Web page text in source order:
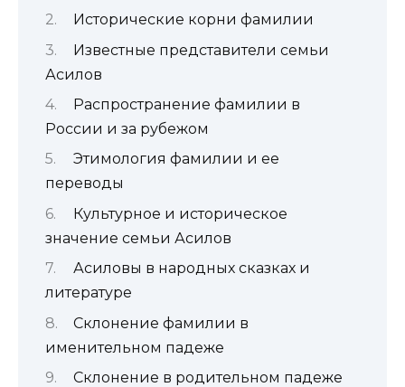
Исторические корни фамилии
Известные представители семьи
Асилов
Распространение фамилии в
России и за рубежом
Этимология фамилии и ее
переводы
Культурное и историческое
значение семьи Асилов
Асиловы в народных сказках и
литературе
Склонение фамилии в
именительном падеже
Склонение в родительном падеже